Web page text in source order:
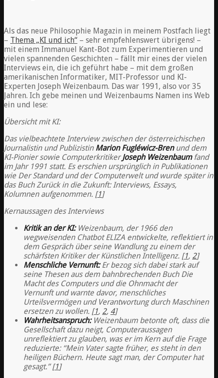
Als das neue Philosophie Magazin in meinem Postfach liegt
– Thema „KI und ich“ – sehr empfehlenswert übrigens! –
mit einem Immanuel Kant-Bot zum Experimentieren und
vielen spannenden Geschichten – fällt mir eines der vielen
Interviews ein, die ich geführt habe – mit dem großen
amerikanischen Informatiker, MIT-Professor und KI-
Experten Joseph Weizenbaum. Das war 1991, also vor 35
Jahren. Ich gebe meinen und Weizenbaums Namen ins Web
ein und lese:
Übersicht mit KI:
Das vielbeachtete Interview zwischen der österreichischen
Journalistin und Publizistin Marion Fugléwicz-Brenund dem
KI-Pionier sowie ComputerkritikerJoseph Weizenbaumfand
im Jahr 1991 statt. Es erschien ursprünglich in Publikationen
wie Der Standard und der Computerwelt und wurde später in
das Buch Zurück in die Zukunft: Interviews, Essays,
Kolumnen aufgenommen. [1]
Kernaussagen des Interviews
Kritik an der KI:Weizenbaum, der 1966 den
wegweisenden Chatbot ELIZA entwickelte, reflektiert in
dem Gespräch über seine Wandlung zu einem der
schärfsten Kritiker der Künstlichen Intelligenz. [1, 2]
Menschliche Vernunft:Er bezog sich dabei stark auf
seine Thesen aus dem bahnbrechenden Buch Die
Macht des Computers und die Ohnmacht der
Vernunft und warnte davor, menschliches
Urteilsvermögen und Verantwortung durch Maschinen
ersetzen zu wollen. [1, 2, 4]
Wahrheitsanspruch:Weizenbaum betonte oft, dass die
Gesellschaft dazu neigt, Computeraussagen
unreflektiert zu glauben, was er im Kern auf die Frage
reduzierte: “Mein Vater sagte früher, es steht in den
heiligen Büchern. Heute sagt man, der Computer hat
gesagt.” [1]